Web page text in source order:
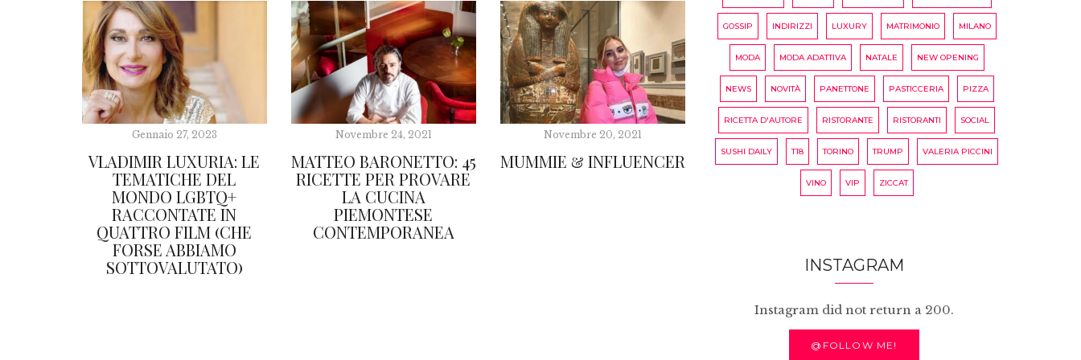
Gennaio 27, 2023
VLADIMIR LUXURIA: LE
TEMATICHE DEL
MONDO LGBTQ+
RACCONTATE IN
QUATTRO FILM (CHE
FORSE ABBIAMO
SOTTOVALUTATO)
Novembre 24, 2021
MATTEO BARONETTO: 45
RICETTE PER PROVARE
LA CUCINA
PIEMONTESE
CONTEMPORANEA
Novembre 20, 2021
MUMMIE & INFLUENCER
GOSSIP INDIRIZZI LUXURY MATRIMONIO MILANO
MODA MODA ADATTIVA NATALE NEW OPENING
NEWS NOVITÀ PANETTONE PASTICCERIA PIZZA
RICETTA D'AUTORE RISTORANTE RISTORANTI SOCIAL
SUSHI DAILY T18 TORINO TRUMP VALERIA PICCINI
VINO VIP ZICCAT
INSTAGRAM
Instagram did not return a 200.
@FOLLOW ME!